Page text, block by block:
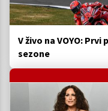
V živo na VOYO:
sezone